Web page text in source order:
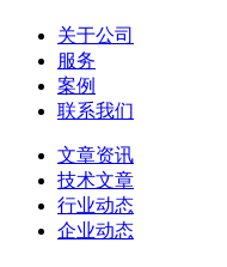
关于公司
服务
案例
联系我们
文章资讯
技术文章
行业动态
企业动态